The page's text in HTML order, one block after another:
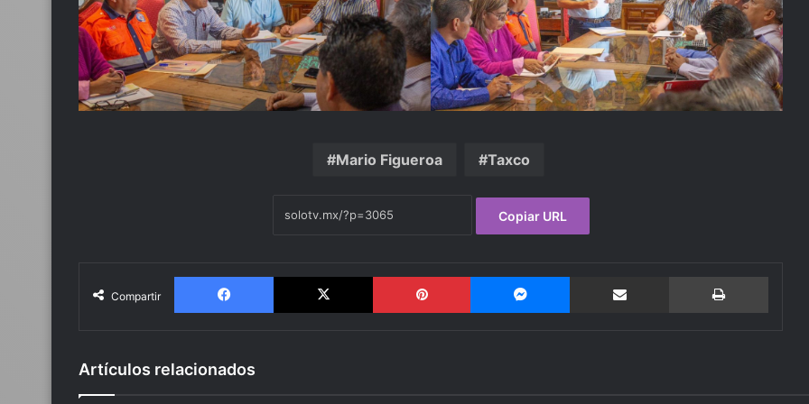
Mario Figueroa Taxco
Copiar URL
Compartir
Facebook X Pinterest Messenger Compartir por email
Artículos relacionados